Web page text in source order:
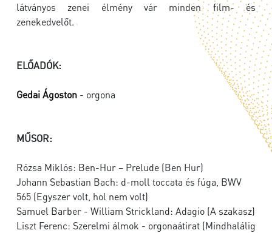
látványos zenei élmény vár minden film- és
zenekedvelőt.
ELŐADÓK:
Gedai Ágoston - orgona
MŰSOR:
Rózsa Miklós: Ben-Hur – Prelude (Ben Hur)
Johann Sebastian Bach: d-moll toccata és fúga, BWV
565 (Egyszer volt, hol nem volt)
Samuel Barber - William Strickland: Adagio (A szakasz)
Liszt Ferenc: Szerelmi álmok - orgonaátirat (Mindhalálig